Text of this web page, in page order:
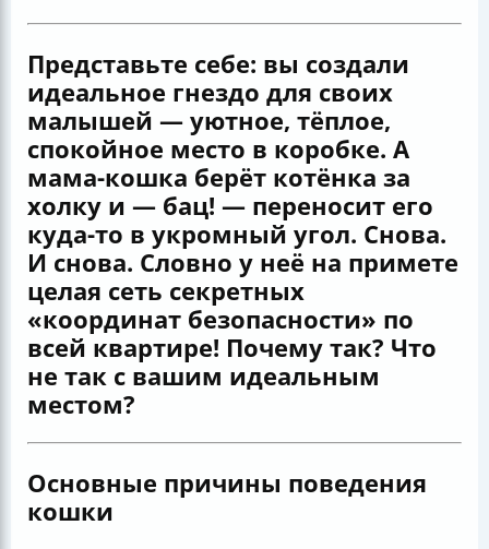
Представьте себе: вы создали
идеальное гнездо для своих
малышей — уютное, тёплое,
спокойное место в коробке. А
мама-кошка берёт котёнка за
холку и — бац! — переносит его
куда-то в укромный угол. Снова.
И снова. Словно у неё на примете
целая сеть секретных
«координат безопасности» по
всей квартире! Почему так? Что
не так с вашим идеальным
местом?
Основные причины поведения
кошки